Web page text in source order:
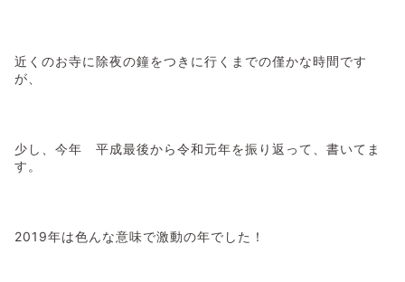
近くのお寺に除夜の鐘をつきに行くまでの僅かな時間です
が、
少し、今年 平成最後から令和元年を振り返って、書いてま
す。
2019年は色んな意味で激動の年でした！